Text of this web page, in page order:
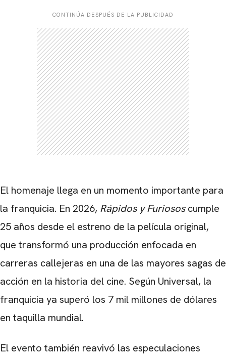
CONTINÚA DESPUÉS DE LA PUBLICIDAD
El homenaje llega en un momento importante para
la franquicia. En 2026, Rápidos y Furiososcumple
25 años desde el estreno de la película original,
que transformó una producción enfocada en
carreras callejeras en una de las mayores sagas de
acción en la historia del cine. Según Universal, la
franquicia ya superó los 7 mil millones de dólares
en taquilla mundial.
El evento también reavivó las especulaciones